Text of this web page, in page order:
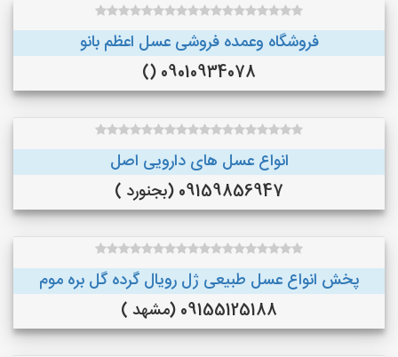
فروشگاه وعمده فروشی عسل اعظم بانو
09010934078 ()
انواع عسل های دارویی اصل
09159856947 (بجنورد )
پخش انواع عسل طبیعی ژل رویال گرده گل بره موم
09155125188 (مشهد )